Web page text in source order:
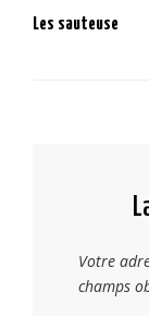
Post
Les sauteuse
Votre
champs